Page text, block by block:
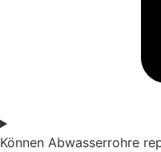
Können Abwasserrohre